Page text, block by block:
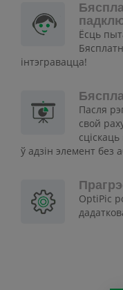
Ёсць
інтэгравацца!
Пасля
свой
ў адзін элемент без
OptiPic